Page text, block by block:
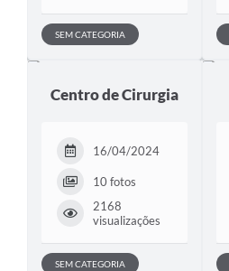
SEM CATEGORIA
Centro de Cirurgia
16/04/2024
10 fotos
2168
visualizações
SEM CATEGORIA